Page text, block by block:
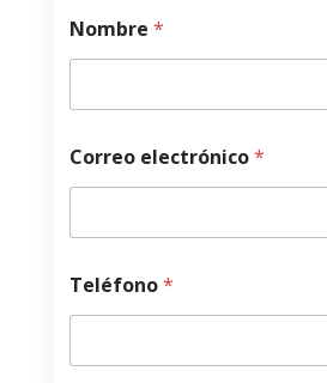
Nombre *
Correo electrónico*
Teléfono*